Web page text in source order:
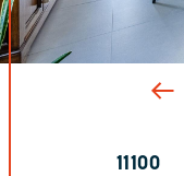
11100